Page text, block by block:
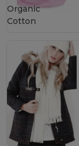
Organic
Cotton